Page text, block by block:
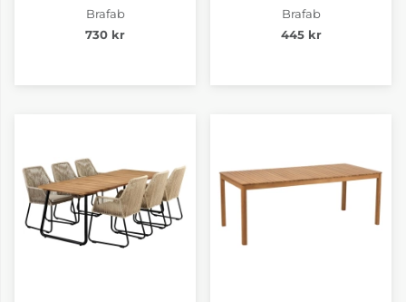
Brafab
730 kr
Brafab
445 kr